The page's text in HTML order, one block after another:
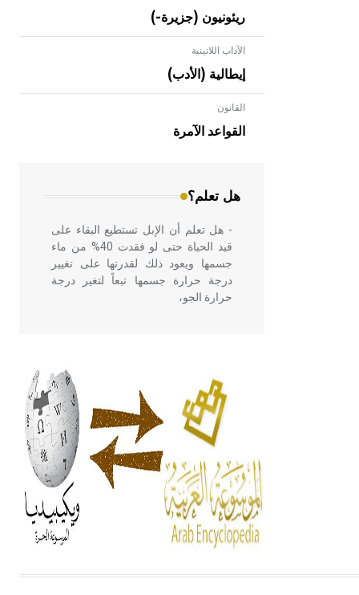
ريئونيون (جزيرة-)
الآداب اللاتينية
إيطالية (الأدب)
القانون
القواعد الآمرة
هل تعلم؟
- هل تعلم أن الأبلق نوع من الفنون
الهندسية التي ارتبطت بالعمارة الإسلامية
في بلاد الشام ومصر خاصة، حيث يحرص
- هل تعلم أن الإبل تستطيع البقاء على
قيد الحياة حتى لو فقدت 40% من ماء
جسمها ويعود ذلك لقدرتها على تغيير
درجة حرارة جسمها تبعاً لتغير درجة
حرارة الجو،
أربعة مؤلفات هي: الحكم، الأدلة، تنظيم
التغذية، ورسالته في جروح الرأس.
ويعود له الفضل بأنه حرر الطب من
الدين والفلسفة.
- هل تعلم أن المرجان إفراز حيواني
يتكون في البحر ويتركب من مادة
كربونات الكلسيوم، وهو أحمر أو شديد
الحمرة وهو أجود أنواعه، ويمتاز بكبر
الحجم ويسمى الش